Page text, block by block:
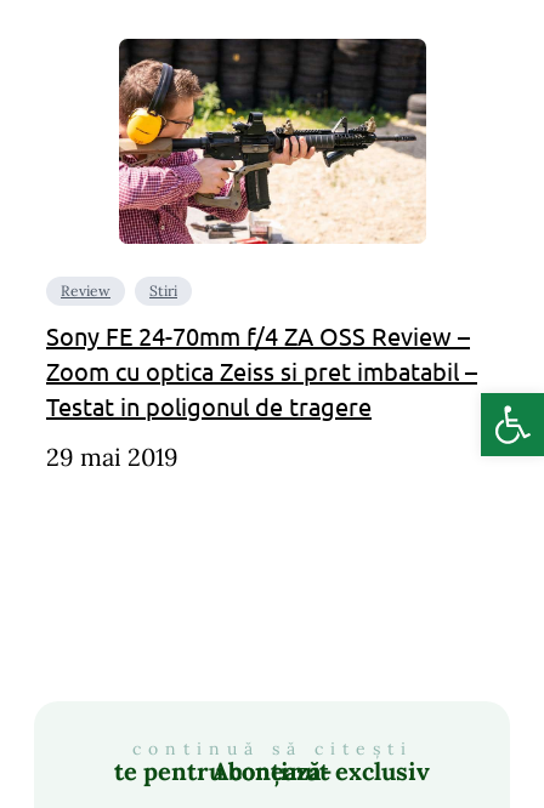
Review Stiri
Sony FE 24-70mm f/4 ZA OSS Review –
Zoom cu optica Zeiss si pret imbatabil –
Testat in poligonul de tragere
29 mai 2019
continuă să citești
Abonează-te pentru conținut exclusiv